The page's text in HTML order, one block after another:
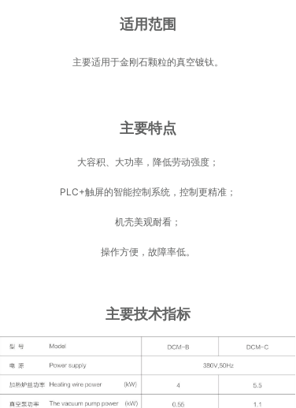
适用范围
主要适用于金刚石颗粒的真空镀钛。
主要特点
大容积、大功率，降低劳动强度；
PLC+触屏的智能控制系统，控制更精准；
机壳美观耐看；
操作方便，故障率低。
主要技术指标